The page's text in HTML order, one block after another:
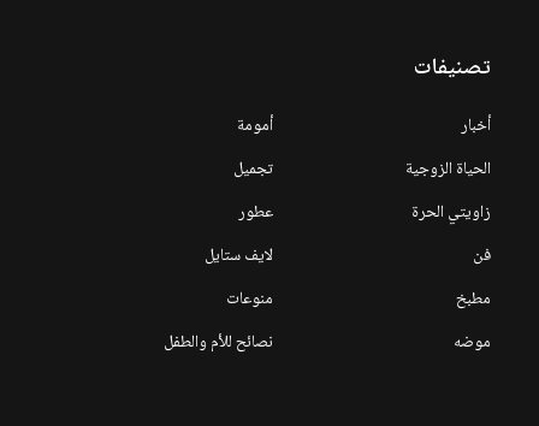
تصنيفات
أخبار
أمومة
الحياة الزوجية
تجميل
زاويتي الحرة
عطور
فن
لايف ستايل
مطبخ
منوعات
موضه
نصائح للأم والطفل